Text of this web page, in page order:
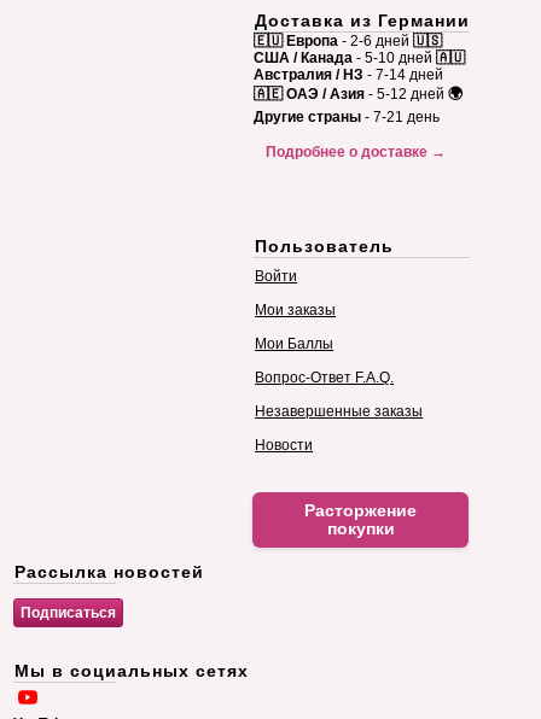
Доставка из Германии
🇪🇺 Европа - 2-6 дней 🇺🇸
США / Канада - 5-10 дней 🇦🇺
Австралия / НЗ - 7-14 дней
🇦🇪 ОАЭ / Азия - 5-12 дней 🌍
Другие страны - 7-21 день
Подробнее о доставке →
Пользователь
Войти
Мои заказы
Мои Баллы
Вопрос-Ответ F.A.Q.
Незавершенные заказы
Новости
Расторжение
покупки
Рассылка новостей
Мы в социальных сетях